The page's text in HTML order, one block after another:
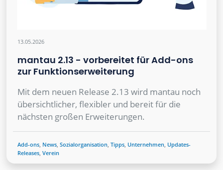
13.05.2026
mantau 2.13 - vorbereitet für Add-ons
zur Funktionserweiterung
Mit dem neuen Release 2.13 wird mantau noch
übersichtlicher, flexibler und bereit für die
nächsten großen Erweiterungen.
Add-ons, News, Sozialorganisation, Tipps, Unternehmen, Updates-
Releases, Verein